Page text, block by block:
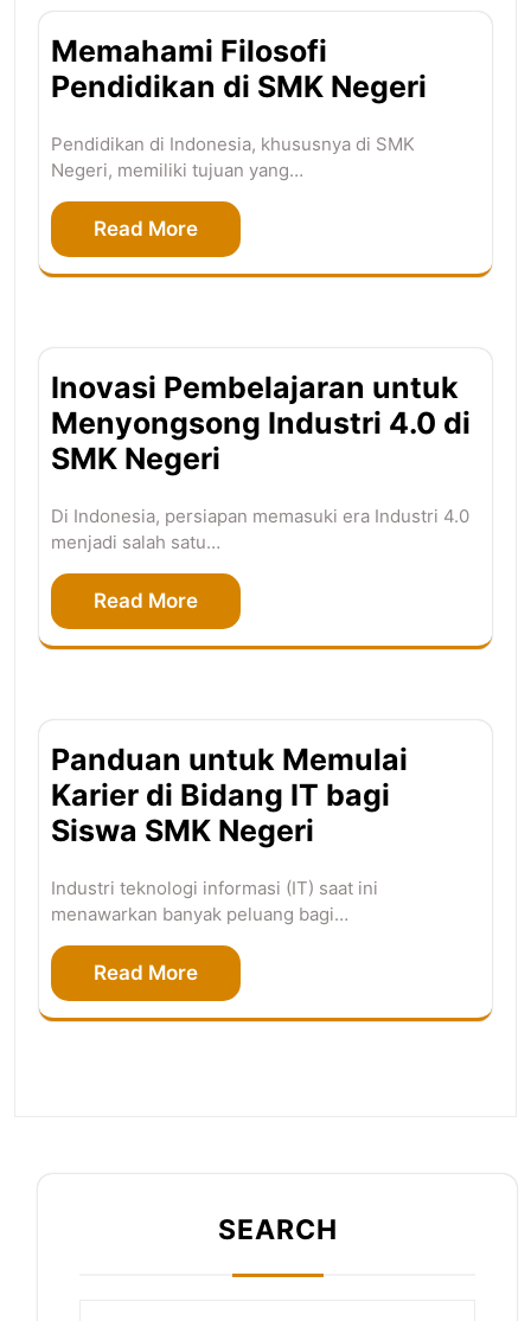
Memahami Filosofi
Pendidikan di SMK Negeri
Pendidikan di Indonesia, khususnya di SMK
Negeri, memiliki tujuan yang…
Read More
Inovasi Pembelajaran untuk
Menyongsong Industri 4.0 di
SMK Negeri
Di Indonesia, persiapan memasuki era Industri 4.0
menjadi salah satu…
Read More
Panduan untuk Memulai
Karier di Bidang IT bagi
Siswa SMK Negeri
Industri teknologi informasi (IT) saat ini
menawarkan banyak peluang bagi…
Read More
SEARCH